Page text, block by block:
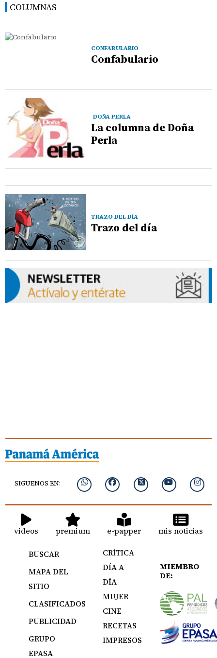
COLUMNAS
CONFABULARIO
Confabulario
DOÑA PERLA
La columna de Doña
Perla
TRAZO DEL DÍA
Trazo del día
SIGUENOS EN:
videos premium e-papper mis noticias
BUSCAR
MAPA DEL
SITIO
CLASIFICADOS
PUBLICIDAD
GRUPO
EPASA
CRÍTICA
DÍA A
DÍA
MUJER
CINE
RECETAS
IMPRESOS
MIEMBRO
DE: